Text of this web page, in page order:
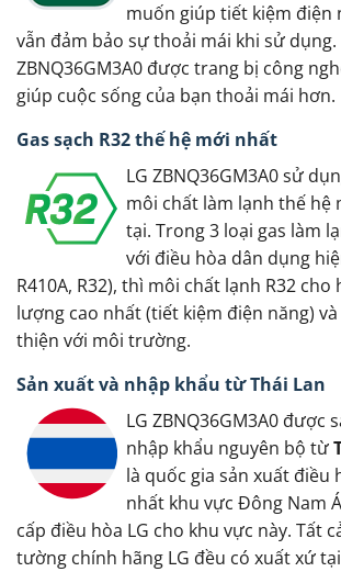
muốn giúp tiết kiệm điện
vẫn đảm bảo sự thoải mái khi sử dụng.
ZBNQ36GM3A0 được trang bị công
giúp cuộc sống của bạn thoải mái hơn.
Gas sạch R32 thế hệ mới nhất
LG ZBNQ36GM3A0 sử
môi chất làm lạnh thế hệ
tại. Trong 3 loại gas làm
với điều hòa dân dụng
R410A, R32), thì môi chất lạnh R32
lượng cao nhất (tiết kiệm điện năng)
thiện với môi trường.
Sản xuất và nhập khẩu từ Thái Lan
LG ZBNQ36GM3A0 được
nhập khẩu nguyên bộ từ
là quốc gia sản xuất điều
nhất khu vực Đông Nam
cấp điều hòa LG cho khu vực này. Tất
tường chính hãng LG đều có xuất xứ